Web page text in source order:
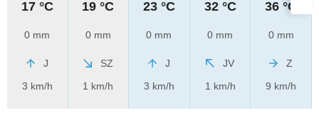
17 °C
0 mm
J
3 km/h
19 °C
0 mm
SZ
1 km/h
23 °C
0 mm
J
3 km/h
32 °C
0 mm
JV
1 km/h
36 °C
0 mm
Z
9 km/h